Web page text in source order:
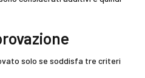
solo se soddisfa tre criteri